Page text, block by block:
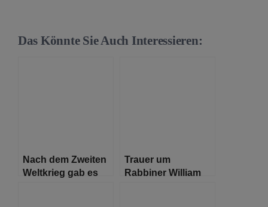
Das Könnte Sie Auch Interessieren:
Nach dem Zweiten
Weltkrieg gab es
Trauer um
Rabbiner William